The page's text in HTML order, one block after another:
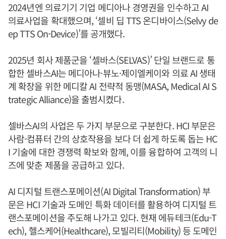
2024년엔 의료기기 기업 메디아나 경영권을 인수하고 AI
의료사업을 확대했으며, ‘셀비 딥 TTS 온디바이스(Selvy de
ep TTS On-Device)’를 공개했다.
2025년 회사 제품군을 ‘셀바스(SELVAS)’ 단일 브랜드로 통
합한 셀바스AI는 메디아나·뷰노·제이엘케이와 의료 AI 생태
계 확장을 위한 메디칼 AI 전략적 동맹(MASA, Medical AI S
trategic Alliance)을 출범시켰다.
셀바스AI의 사업은 두 가지 부문으로 구분한다. HCI 부문은
사람-컴퓨터 간의 상호작용을 보다 더 쉽게 하도록 돕는 HC
I 기술에 대한 경쟁력 확보와 함께, 이를 융합하여 고객의 니
즈에 맞춘 제품을 공급하고 있다.
AI 디지털 트랜스포메이션(AI Digital Transformation) 부
문은 HCI 기술과 도메인 특화 데이터를 활용하여 디지털 트
랜스포메이션을 주도해 나가고 있다. 현재 에듀테크(Edu-T
ech), 헬스케어(Healthcare), 모빌리티(Mobility) 등 도메인